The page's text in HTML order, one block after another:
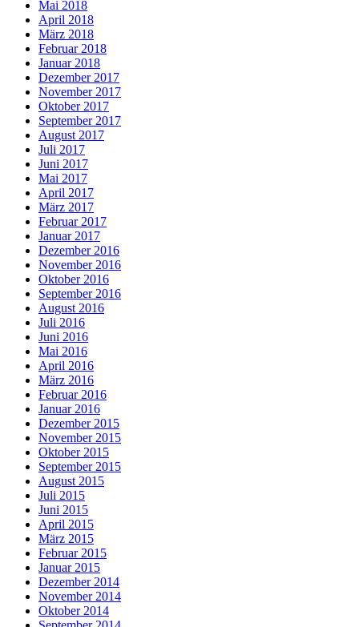
Mai 2018
April 2018
März 2018
Februar 2018
Januar 2018
Dezember 2017
November 2017
Oktober 2017
September 2017
August 2017
Juli 2017
Juni 2017
Mai 2017
April 2017
März 2017
Februar 2017
Januar 2017
Dezember 2016
November 2016
Oktober 2016
September 2016
August 2016
Juli 2016
Juni 2016
Mai 2016
April 2016
März 2016
Februar 2016
Januar 2016
Dezember 2015
November 2015
Oktober 2015
September 2015
August 2015
Juli 2015
Juni 2015
April 2015
März 2015
Februar 2015
Januar 2015
Dezember 2014
November 2014
Oktober 2014